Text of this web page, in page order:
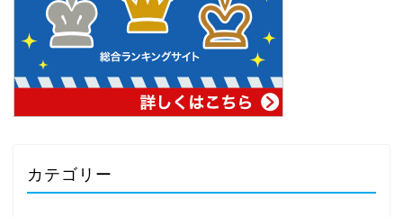
カテゴリー